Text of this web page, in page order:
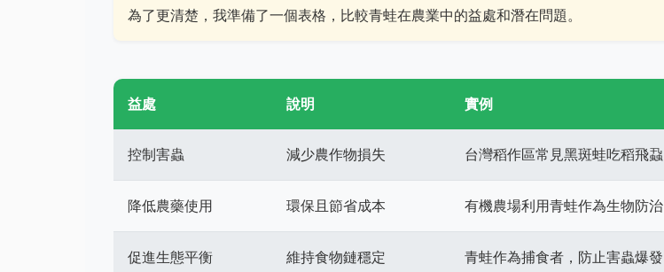
為了更清楚，我準備了一個表格，比較青蛙在農業中的益處和潛在問題。
益處 說明 實例
控制害蟲 減少農作物損失 台灣稻作區常見黑斑蛙吃稻飛蝨
降低農藥使用 環保且節省成本 有機農場利用青蛙作為生物防治
促進生態平衡 維持食物鏈穩定 青蛙作為捕食者，防止害蟲爆發